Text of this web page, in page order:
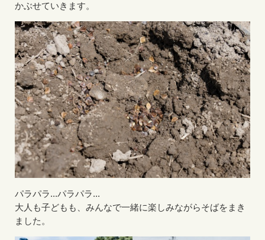
かぶせていきます。
パラパラ...パラパラ...
大人も子どもも、みんなで一緒に楽しみながらそばをまき
ました。